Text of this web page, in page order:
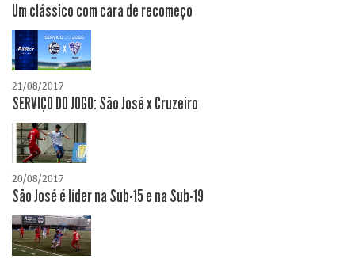
Um clássico com cara de recomeço
21/08/2017
SERVIÇO DO JOGO: São José x Cruzeiro
20/08/2017
São José é líder na Sub-15 e na Sub-19